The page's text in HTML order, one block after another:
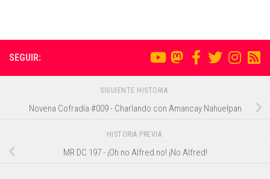
SEGUIR:
SIGUIENTE HISTORIA
Novena Cofradía #009 - Charlando con Amancay Nahuelpan
HISTORIA PREVIA
MR DC 197 - ¡Oh no Alfred no! ¡No Alfred!